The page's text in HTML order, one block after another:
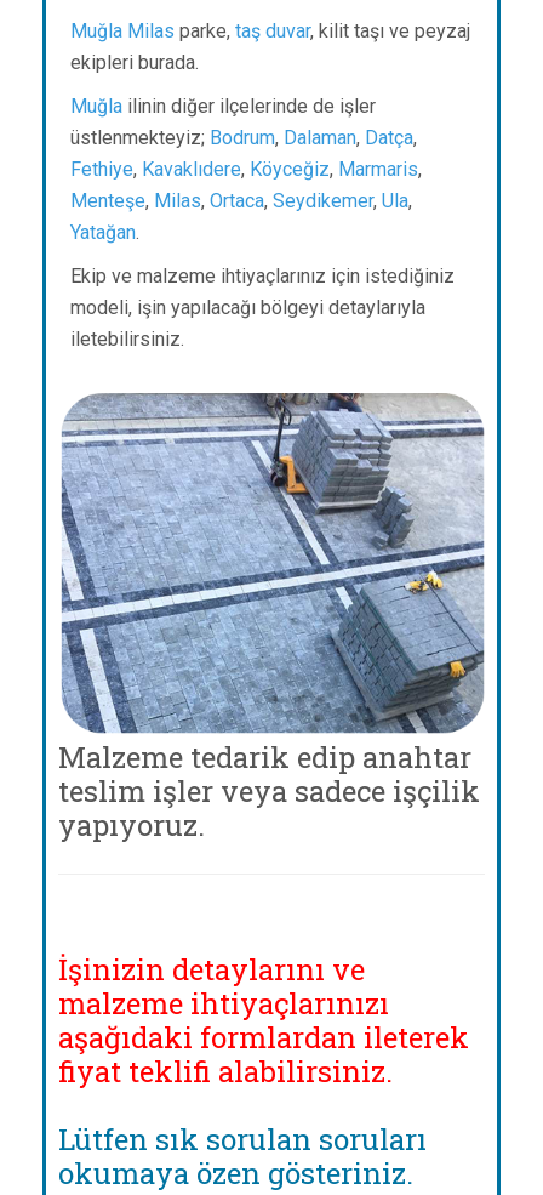
Muğla Milas parke, taş duvar, kilit taşı ve peyzaj
ekipleri burada.
Muğla ilinin diğer ilçelerinde de işler
üstlenmekteyiz; Bodrum, Dalaman, Datça,
Fethiye, Kavaklıdere, Köyceğiz, Marmaris,
Menteşe, Milas, Ortaca, Seydikemer, Ula,
Yatağan.
Ekip ve malzeme ihtiyaçlarınız için istediğiniz
modeli, işin yapılacağı bölgeyi detaylarıyla
iletebilirsiniz.
Malzeme tedarik edip anahtar
teslim işler veya sadece işçilik
yapıyoruz.
İşinizin detaylarını ve
malzeme ihtiyaçlarınızı
aşağıdaki formlardan ileterek
fiyat teklifi alabilirsiniz.
Lütfen sık sorulan soruları
okumaya özen gösteriniz.